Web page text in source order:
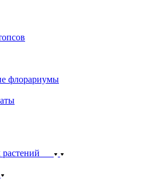
флорариумы